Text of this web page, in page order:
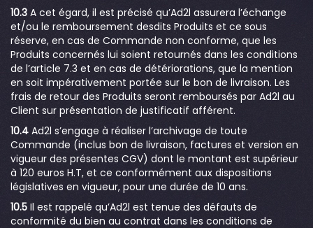
10.3 A cet égard, il est précisé qu’Ad2l assurera l’échange
et/ou le remboursement desdits Produits et ce sous
réserve, en cas de Commande non conforme, que les
Produits concernés lui soient retournés dans les conditions
de l’article 7.3 et en cas de détériorations, que la mention
en soit impérativement portée sur le bon de livraison. Les
frais de retour des Produits seront remboursés par Ad2l au
Client sur présentation de justificatif afférent.
10.4 Ad2l s’engage à réaliser l’archivage de toute
Commande (inclus bon de livraison, factures et version en
vigueur des présentes CGV) dont le montant est supérieur
à 120 euros H.T, et ce conformément aux dispositions
législatives en vigueur, pour une durée de 10 ans.
10.5 Il est rappelé qu’Ad2l est tenue des défauts de
conformité du bien au contrat dans les conditions de